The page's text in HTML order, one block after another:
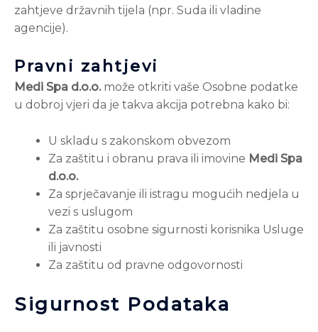
zahtjeve državnih tijela (npr. Suda ili vladine
agencije).
Pravni zahtjevi
Medi Spa d.o.o.može otkriti vaše Osobne podatke
u dobroj vjeri da je takva akcija potrebna kako bi:
U skladu s zakonskom obvezom
Za zaštitu i obranu prava ili imovine Medi Spa
d.o.o.
Za sprječavanje ili istragu mogućih nedjela u
vezi s uslugom
Za zaštitu osobne sigurnosti korisnika Usluge
ili javnosti
Za zaštitu od pravne odgovornosti
Sigurnost Podataka